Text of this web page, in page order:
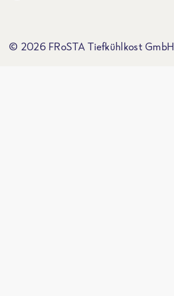
© 2026 FRoSTA Tiefkühlkost GmbH